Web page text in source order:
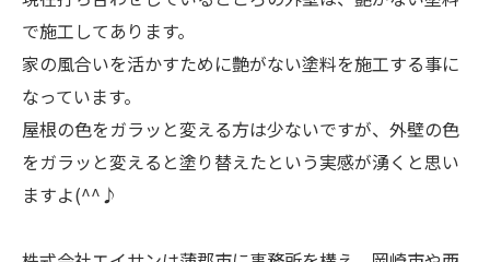
で施工してあります。
家の風合いを活かすために艶がない塗料を施工する事に
なっています。
屋根の色をガラッと変える方は少ないですが、外壁の色
をガラッと変えると塗り替えたという実感が湧くと思い
ますよ(^^♪